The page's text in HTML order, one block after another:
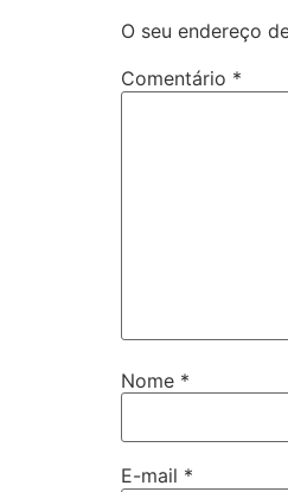
O seu endereço
Comentário *
Nome *
E-mail *